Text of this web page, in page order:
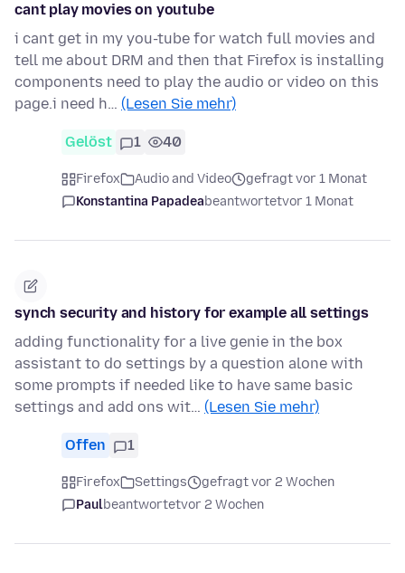
cant play movies on youtube
i cant get in my you-tube for watch full movies and
tell me about DRM and then that Firefox is installing
components need to play the audio or video on this
page.i need h… (Lesen Sie mehr)
Gelöst 1 40
Firefox Audio and Video
gefragt vor 1 Monat
Konstantina Papadeabeantwortetvor 1 Monat
synch security and history for example all settings
adding functionality for a live genie in the box
assistant to do settings by a question alone with
some prompts if needed like to have same basic
settings and add ons wit… (Lesen Sie mehr)
Offen 1
Firefox Settings
gefragt vor 2 Wochen
Paulbeantwortetvor 2 Wochen